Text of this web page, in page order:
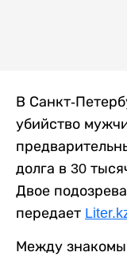
В Санкт-
убийство
долга в 30
Двое
передает
Между